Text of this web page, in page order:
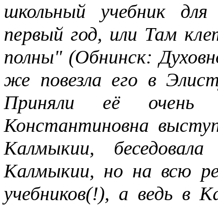
школьный учебник
первый год, или Там
полны" (Обнинск:
же повезла его в
Приняли её очень
Константиновна
Калмыкии,
Калмыкии, но на всю
учебников(!), а ведь в